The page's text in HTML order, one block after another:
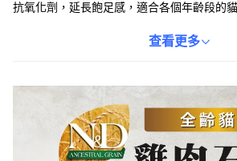
抗氧化劑，延長飽足感，適合各個年齡段的
查看更多